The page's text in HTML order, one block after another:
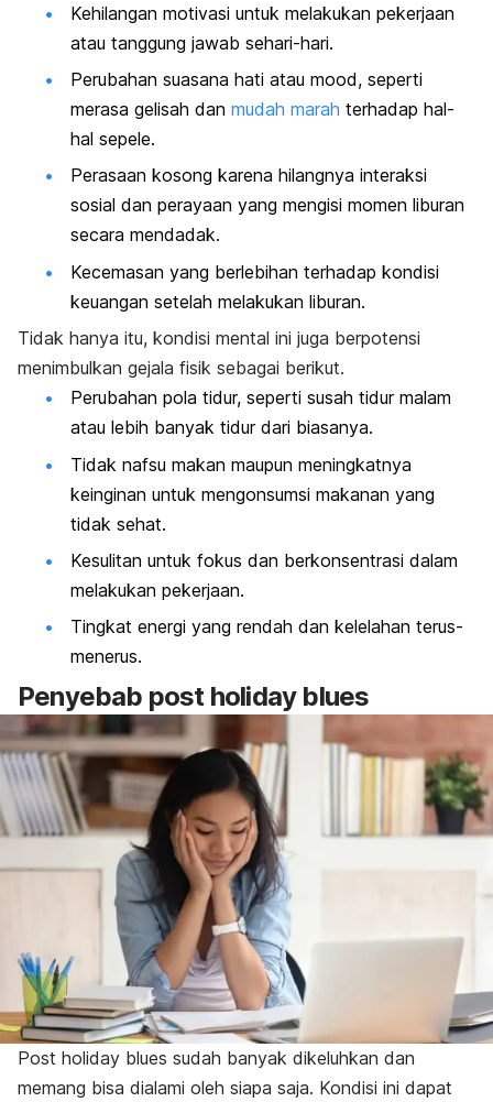
Kehilangan motivasi untuk melakukan pekerjaan
atau tanggung jawab sehari-hari.
Perubahan suasana hati atau mood, seperti
merasa gelisah dan mudah marah terhadap hal-
hal sepele.
Perasaan kosong karena hilangnya interaksi
sosial dan perayaan yang mengisi momen liburan
secara mendadak.
Kecemasan yang berlebihan terhadap kondisi
keuangan setelah melakukan liburan.
Tidak hanya itu, kondisi mental ini juga berpotensi
menimbulkan gejala fisik sebagai berikut.
Perubahan pola tidur, seperti susah tidur malam
atau lebih banyak tidur dari biasanya.
Tidak nafsu makan maupun meningkatnya
keinginan untuk mengonsumsi makanan yang
tidak sehat.
Kesulitan untuk fokus dan berkonsentrasi dalam
melakukan pekerjaan.
Tingkat energi yang rendah dan kelelahan terus-
menerus.
Penyebab post holiday blues
Post holiday blues sudah banyak dikeluhkan dan
memang bisa dialami oleh siapa saja. Kondisi ini dapat